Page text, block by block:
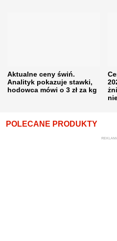
Aktualne ceny świń.
Analityk pokazuje stawki,
hodowca mówi o 3 zł za kg
POLECANE PRODUKTY